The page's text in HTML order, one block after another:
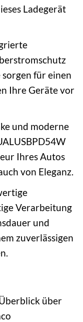
Ladegerät
für einen
Ihre Geräte vor
und moderne
Ihres Autos
von Eleganz.
Verarbeitung
und
zuverlässigen
über